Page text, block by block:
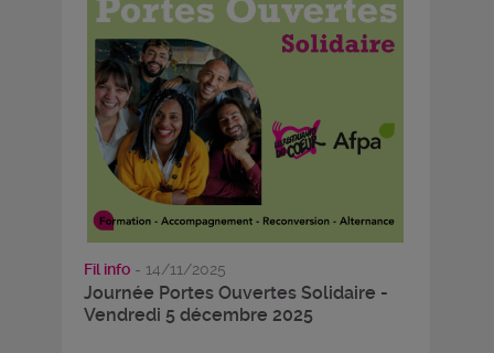
Fil info - 14/11/2025
Journée Portes Ouvertes Solidaire -
Vendredi 5 décembre 2025